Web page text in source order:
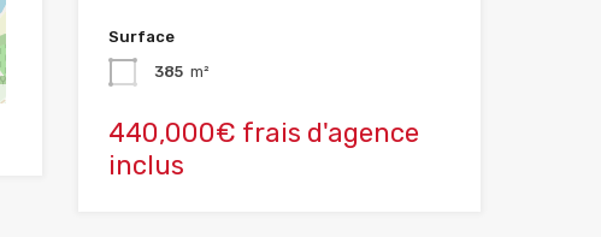
Surface
385 m²
440,000€ frais d'agence
inclus